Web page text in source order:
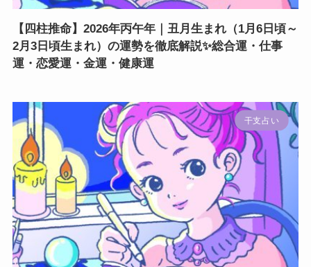
【四柱推命】2026年丙午年｜丑月生まれ（1月6日頃～
2月3日頃生まれ）の運勢を徹底解説✨総合運・仕事
運・恋愛運・金運・健康運
干支占い